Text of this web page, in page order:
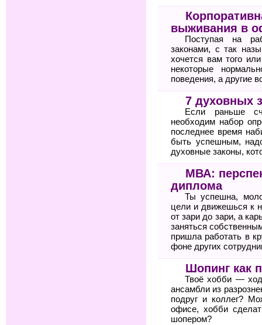
выживания в
Поступая на
законами, с так
хочется вам того
некоторые
поведения, а другие
7 духовных
Если раньше
необходим набор
последнее время
быть успешным,
духовные законы,
МВА:
диплома
Ты успешна,
цели и движешься к
от зари до зари, а
заняться
пришла работать в
фоне других
Шопинг как
Твоё хобби —
ансамбли из
подруг и коллег?
офисе, хобби
шопером?